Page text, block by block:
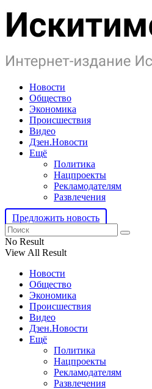
Новости
Общество
Экономика
Происшествия
Видео
Дзен.Новости
Ещё
Политика
Нацпроекты
Рекламодателям
Развлечения
Предложить новость
No Result
View All Result
Новости
Общество
Экономика
Происшествия
Видео
Дзен.Новости
Ещё
Политика
Нацпроекты
Рекламодателям
Развлечения